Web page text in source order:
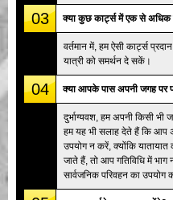
03 क्या कुछ कार्ट्स में एक से अधिक
वर्तमान में, हम ऐसी कार्ट्स
यात्री को समर्थन दे सकें।
04 क्या आपके पास अपनी जगह पर
दुर्भाग्यवश, हम अपनी किसी भी
हम यह भी सलाह देते हैं कि आप
उपयोग न करें, क्योंकि
जाते हैं, तो आप गतिविधि में
सार्वजनिक परिवहन का